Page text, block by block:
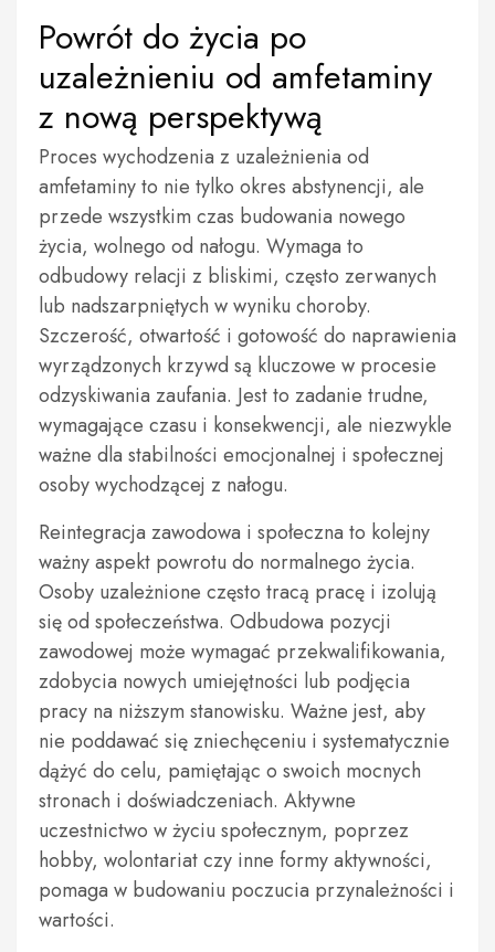
Powrót do życia po
uzależnieniu od amfetaminy
z nową perspektywą
Proces wychodzenia z uzależnienia od
amfetaminy to nie tylko okres abstynencji, ale
przede wszystkim czas budowania nowego
życia, wolnego od nałogu. Wymaga to
odbudowy relacji z bliskimi, często zerwanych
lub nadszarpniętych w wyniku choroby.
Szczerość, otwartość i gotowość do naprawienia
wyrządzonych krzywd są kluczowe w procesie
odzyskiwania zaufania. Jest to zadanie trudne,
wymagające czasu i konsekwencji, ale niezwykle
ważne dla stabilności emocjonalnej i społecznej
osoby wychodzącej z nałogu.
Reintegracja zawodowa i społeczna to kolejny
ważny aspekt powrotu do normalnego życia.
Osoby uzależnione często tracą pracę i izolują
się od społeczeństwa. Odbudowa pozycji
zawodowej może wymagać przekwalifikowania,
zdobycia nowych umiejętności lub podjęcia
pracy na niższym stanowisku. Ważne jest, aby
nie poddawać się zniechęceniu i systematycznie
dążyć do celu, pamiętając o swoich mocnych
stronach i doświadczeniach. Aktywne
uczestnictwo w życiu społecznym, poprzez
hobby, wolontariat czy inne formy aktywności,
pomaga w budowaniu poczucia przynależności i
wartości.